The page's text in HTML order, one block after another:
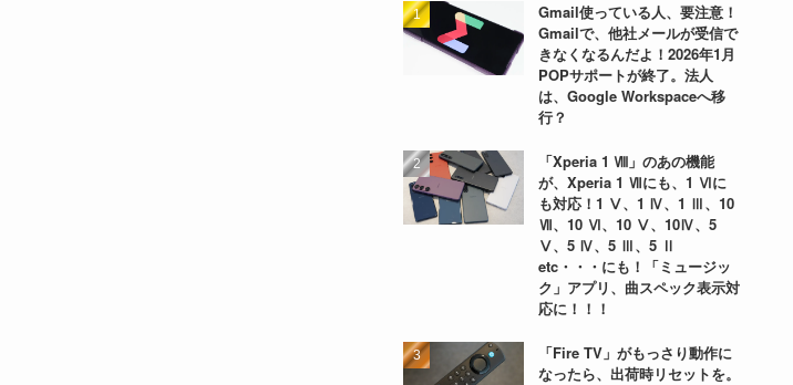
Gmail使っている人、要注意！
Gmailで、他社メールが受信で
きなくなるんだよ！2026年1月
POPサポートが終了。法人
は、Google Workspaceへ移
行？
「Xperia 1 Ⅷ」のあの機能
が、Xperia 1 Ⅶにも、1 Ⅵに
も対応！1 Ⅴ、1 Ⅳ、1 Ⅲ、10
Ⅶ、10 Ⅵ、10 Ⅴ、10Ⅳ、5
Ⅴ、5 Ⅳ、5 Ⅲ、5 Ⅱ
etc・・・にも！「ミュージッ
ク」アプリ、曲スペック表示対
応に！！！
「Fire TV」がもっさり動作に
なったら、出荷時リセットを。